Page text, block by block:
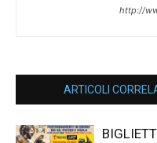
http://
ARTICOLI